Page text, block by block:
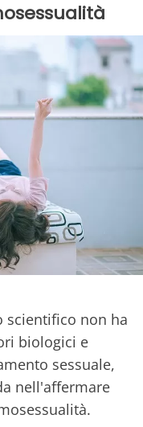
scientifico non ha
biologici e
sessuale,
nell'affermare